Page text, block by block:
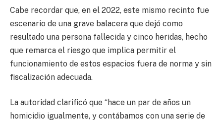
Cabe recordar que, en el 2022, este mismo recinto fue
escenario de una grave balacera que dejó como
resultado una persona fallecida y cinco heridas, hecho
que remarca el riesgo que implica permitir el
funcionamiento de estos espacios fuera de norma y sin
fiscalización adecuada.
La autoridad clarificó que “hace un par de años un
homicidio igualmente, y contábamos con una serie de